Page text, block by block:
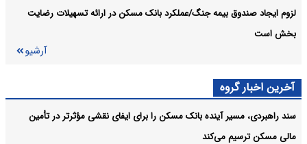
لزوم ایجاد صندوق بیمه جنگ/عملکرد بانک مسکن در ارائه تسهیلات رضایت
بخش است
آرشیو
آخرین اخبار گروه
سند راهبردی، مسیر آینده بانک مسکن را برای ایفای نقشی مؤثرتر در تأمین
مالی مسکن ترسیم می‌کند